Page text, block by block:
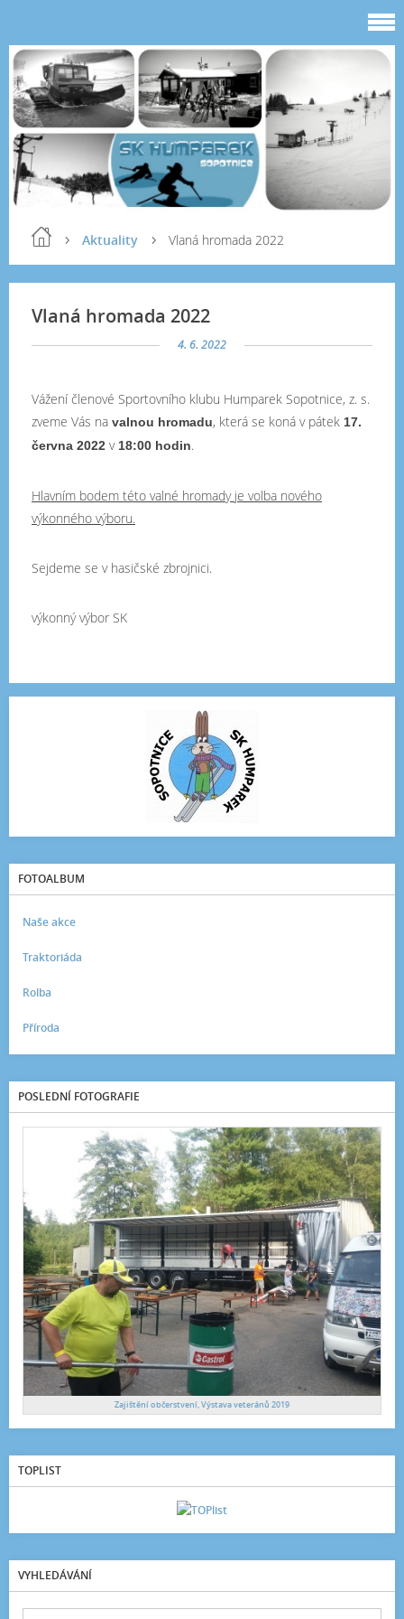
Aktuality Vlaná hromada 2022
Vlaná hromada 2022
4. 6. 2022
Vážení členové Sportovního klubu Humparek Sopotnice, z. s.
zveme Vás na valnou hromadu, která se koná v pátek 17.
června 2022 v 18:00 hodin.
Hlavním bodem této valné hromady je volba nového
výkonného výboru.
Sejdeme se v hasičské zbrojnici.
výkonný výbor SK
FOTOALBUM
Naše akce
Traktoriáda
Rolba
Příroda
POSLEDNÍ FOTOGRAFIE
Zajištění občerstvení, Výstava veteránů 2019
TOPLIST
VYHLEDÁVÁNÍ